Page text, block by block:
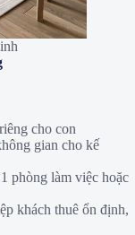
cho con
gian cho kế
phòng làm việc hoặc
khách thuê ổn định,